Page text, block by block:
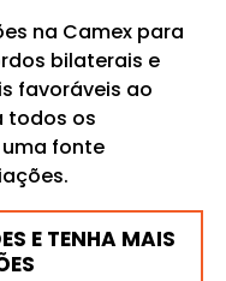
na Camex para
bilaterais e
favoráveis ao
todos os
uma fonte
E TENHA MAIS